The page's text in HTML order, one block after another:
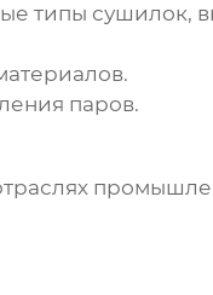
типы сушилок,
паров.